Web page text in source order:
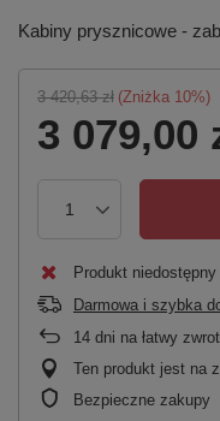
Kabiny prysznicowe -
3 420,63 zł (Zniżka 10%)
3 079,00
Produkt niedostępny
Darmowa i szybka
14 dni na łatwy zwrot
Ten produkt jest na
Bezpieczne zakupy